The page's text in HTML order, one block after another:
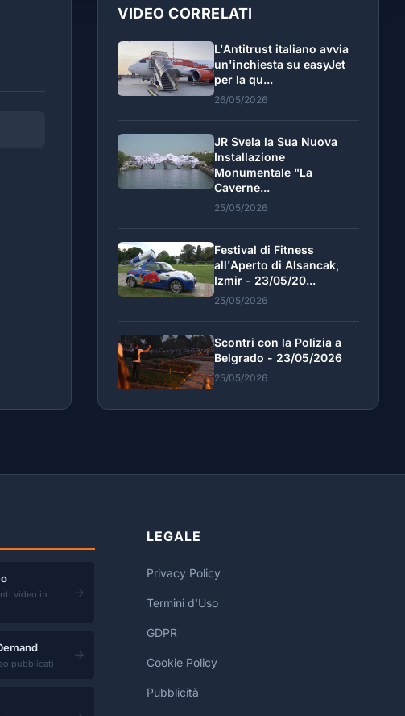
VIDEO CORRELATI
L'Antitrust italiano avvia
un'inchiesta su easyJet
per la qu...
26/05/2026
JR Svela la Sua Nuova
Installazione
Monumentale "La
Caverne...
25/05/2026
Festival di Fitness
all'Aperto di Alsancak,
Izmir - 23/05/20...
25/05/2026
Scontri con la Polizia a
Belgrado - 23/05/2026
25/05/2026
video in
→
pubblicati
→
LEGALE
Privacy Policy
Termini d'Uso
GDPR
Cookie Policy
Pubblicità